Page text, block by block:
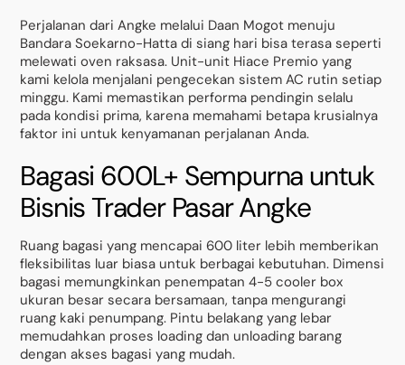
Perjalanan dari Angke melalui Daan Mogot menuju
Bandara Soekarno-Hatta di siang hari bisa terasa seperti
melewati oven raksasa. Unit-unit Hiace Premio yang
kami kelola menjalani pengecekan sistem AC rutin setiap
minggu. Kami memastikan performa pendingin selalu
pada kondisi prima, karena memahami betapa krusialnya
faktor ini untuk kenyamanan perjalanan Anda.
Bagasi 600L+ Sempurna untuk
Bisnis Trader Pasar Angke
Ruang bagasi yang mencapai 600 liter lebih memberikan
fleksibilitas luar biasa untuk berbagai kebutuhan. Dimensi
bagasi memungkinkan penempatan 4-5 cooler box
ukuran besar secara bersamaan, tanpa mengurangi
ruang kaki penumpang. Pintu belakang yang lebar
memudahkan proses loading dan unloading barang
dengan akses bagasi yang mudah.